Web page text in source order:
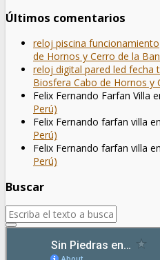
Últimos comentarios
reloj piscina funcionamiento
de Hornos y Cerro de la
reloj digital pared led fecha
Biosfera Cabo de Hornos y
Felix Fernando Farfan Villa
Perú)
Felix Fernando farfan villa en
Perú)
Felix Fernando farfan villa en
Perú)
Buscar